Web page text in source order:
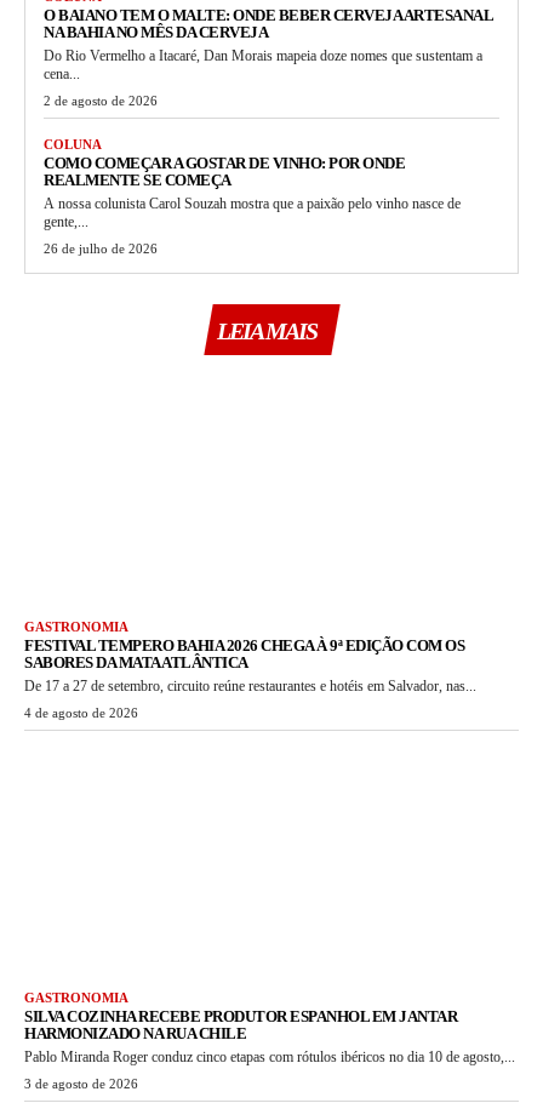
O BAIANO TEM O MALTE: ONDE BEBER CERVEJA ARTESANAL
NA BAHIA NO MÊS DA CERVEJA
Do Rio Vermelho a Itacaré, Dan Morais mapeia doze nomes que sustentam a
cena...
2 de agosto de 2026
COLUNA
COMO COMEÇAR A GOSTAR DE VINHO: POR ONDE
REALMENTE SE COMEÇA
A nossa colunista Carol Souzah mostra que a paixão pelo vinho nasce de
gente,...
26 de julho de 2026
LEIA MAIS
GASTRONOMIA
FESTIVAL TEMPERO BAHIA 2026 CHEGA À 9ª EDIÇÃO COM OS
SABORES DA MATA ATLÂNTICA
De 17 a 27 de setembro, circuito reúne restaurantes e hotéis em Salvador, nas...
4 de agosto de 2026
GASTRONOMIA
SILVA COZINHA RECEBE PRODUTOR ESPANHOL EM JANTAR
HARMONIZADO NA RUA CHILE
Pablo Miranda Roger conduz cinco etapas com rótulos ibéricos no dia 10 de agosto,...
3 de agosto de 2026